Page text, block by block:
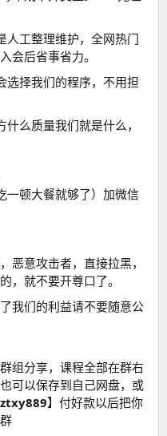
人工整理维护，全网热门
会后省事省力。
选择我们的程序，不用担
么质量我们就是什么，
一顿大餐就够了）加微信
恶意攻击者，直接拉黑，
，就不要开尊口了。
我们的利益请不要随意公
组分享，课程全部在群右
可以保存到自己网盘，或
】付好款以后把你